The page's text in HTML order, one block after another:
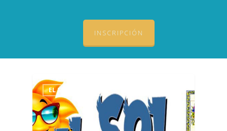
INSCRIPCIÓN
EL SOL DE NERJA